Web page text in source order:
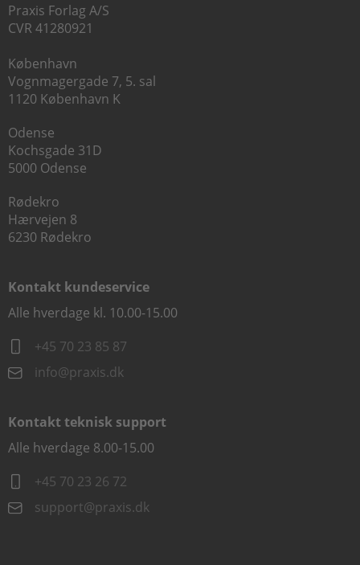
Praxis Forlag A/S
CVR 41280921
København
Vognmagergade 7, 5. sal
1120 København K
Odense
Kochsgade 31D
5000 Odense
Rødekro
Hærvejen 8
6230 Rødekro
Kontakt kundeservice
Alle hverdage kl. 10.00-15.00
+45 70 23 85 87
info@praxis.dk
Kontakt teknisk support
Alle hverdage 8.00-15.00
+45 70 23 26 72
support@praxis.dk